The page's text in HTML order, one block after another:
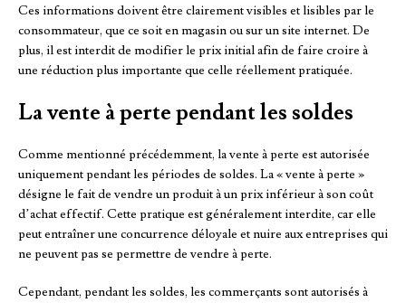
Ces informations doivent être clairement visibles et lisibles par le
consommateur, que ce soit en magasin ou sur un site internet. De
plus, il est interdit de modifier le prix initial afin de faire croire à
une réduction plus importante que celle réellement pratiquée.
La vente à perte pendant les soldes
Comme mentionné précédemment, la vente à perte est autorisée
uniquement pendant les périodes de soldes. La « vente à perte »
désigne le fait de vendre un produit à un prix inférieur à son coût
d’achat effectif. Cette pratique est généralement interdite, car elle
peut entraîner une concurrence déloyale et nuire aux entreprises qui
ne peuvent pas se permettre de vendre à perte.
Cependant, pendant les soldes, les commerçants sont autorisés à